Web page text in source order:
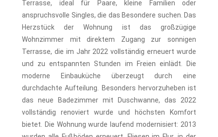
Terrasse, ideal für Paare, kleine Familien oder
anspruchsvolle Singles, die das Besondere suchen. Das
Herzstück der Wohnung ist das großzügige
Wohnzimmer mit direktem Zugang zur sonnigen
Terrasse, die im Jahr 2022 vollständig erneuert wurde
und zu entspannten Stunden im Freien einlädt. Die
moderne Einbauküche überzeugt durch eine
durchdachte Aufteilung. Besonders hervorzuheben ist
das neue Badezimmer mit Duschwanne, das 2022
vollständig renoviert wurde und höchsten Komfort
bietet. Die Wohnung wurde laufend modernisiert: 2013